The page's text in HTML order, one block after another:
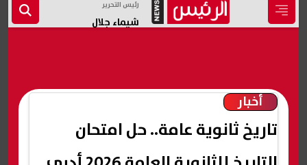
رئيس التحرير
شيماء جلال
أخبار
تاريخ ثانوية عامة.. حل امتحان